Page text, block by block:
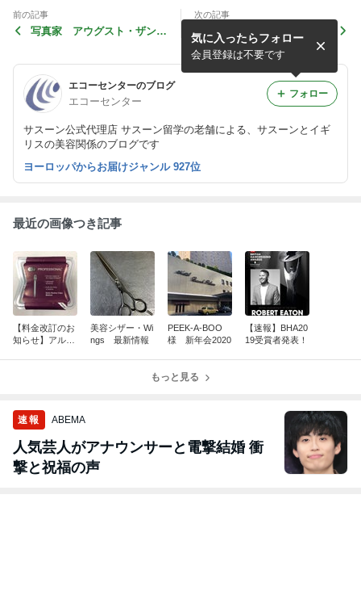
前の記事
写真家 アウグスト・ザンダ
次の記事
オルタナティブヘアショー2
018
エコーセンターのブログ
エコーセンター
サスーン公式代理店 サスーン留学の老舗による、サスーンとイギ
リスの美容関係のブログです
気に入ったらフォロー
会員登録は不要です
フォロー
ヨーロッパからお届けジャンル 927位
最近の画像つき記事
【料金改訂のお
知らせ】アル
美容シザー・Wi
ngs 最新情報
PEEK-A-BOO
様 新年会2020
【速報】BHA20
19受賞者発表！
もっと見る
速報 ABEMA
人気芸人がアナウンサーと電撃結婚 衝
撃と祝福の声